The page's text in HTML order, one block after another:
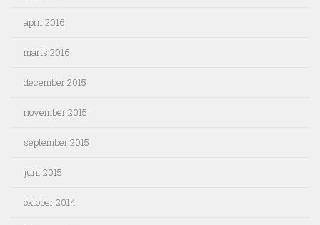
april 2016
marts 2016
december 2015
november 2015
september 2015
juni 2015
oktober 2014